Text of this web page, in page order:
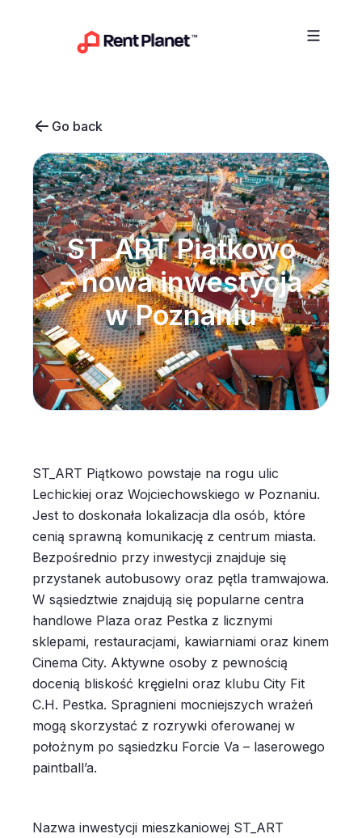
Go back
ST_ART Piątkowo
– nowa inwestycja
w Poznaniu
ST_ART Piątkowo powstaje na rogu ulic
Lechickiej oraz Wojciechowskiego w Poznaniu.
Jest to doskonała lokalizacja dla osób, które
cenią sprawną komunikację z centrum miasta.
Bezpośrednio przy inwestycji znajduje się
przystanek autobusowy oraz pętla tramwajowa.
W sąsiedztwie znajdują się popularne centra
handlowe Plaza oraz Pestka z licznymi
sklepami, restauracjami, kawiarniami oraz kinem
Cinema City. Aktywne osoby z pewnością
docenią bliskość kręgielni oraz klubu City Fit
C.H. Pestka. Spragnieni mocniejszych wrażeń
mogą skorzystać z rozrywki oferowanej w
położnym po sąsiedzku Forcie Va – laserowego
paintball’a.
Nazwa inwestycji mieszkaniowej ST_ART